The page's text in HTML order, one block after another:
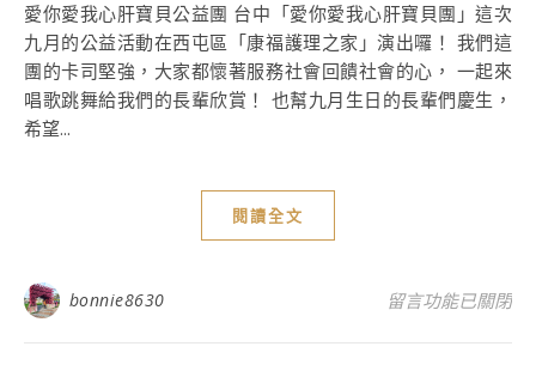
愛你愛我心肝寶貝公益團 台中「愛你愛我心肝寶貝團」這次
九月的公益活動在西屯區「康福護理之家」演出囉！ 我們這
團的卡司堅強，大家都懷著服務社會回饋社會的心， 一起來
唱歌跳舞給我們的長輩欣賞！ 也幫九月生日的長輩們慶生，
希望...
閱讀全文
bonnie8630 在〈2024年9月
留言功能已關閉